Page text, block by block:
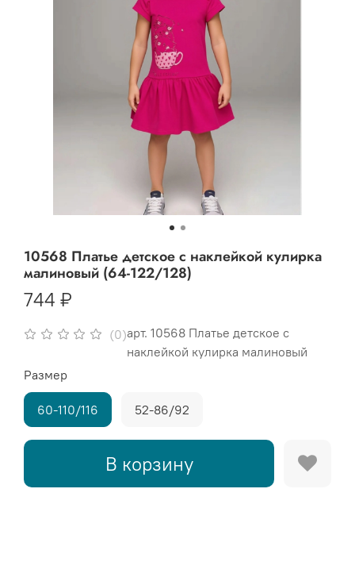
(0)арт.10568 Платье детское с
наклейкой кулирка малиновый
10568 Платье детское с наклейкой кулирка
малиновый (64-122/128)
744 ₽
В корзину
Размер
60-110/116 52-86/92